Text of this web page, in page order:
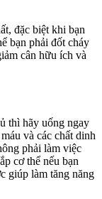
đặc biệt khi bạn
bạn phải đốt cháy
cân hữu ích và
thì hãy uống ngay
và các chất dinh
phải làm việc
cơ thể nếu bạn
giúp làm tăng năng